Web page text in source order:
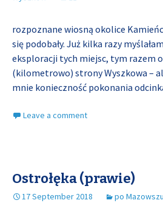
rozpoznane wiosną okolice
się podobały. Już kilka razy
eksploracji tych miejsc, tym razem
(kilometrowo) strony Wyszkowa –
mnie konieczność pokonania
Leave a comment
Ostrołęka (prawie)
17 September 2018 po Mazowszu